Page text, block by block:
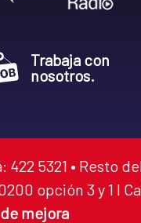
Trabaja con
nosotros.
5321 • Resto
opción 3 y 1 I
mejora